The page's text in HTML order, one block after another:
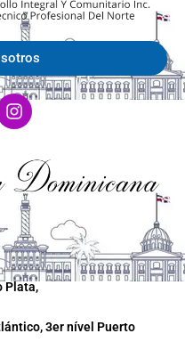
Plata,
3er nível Puerto